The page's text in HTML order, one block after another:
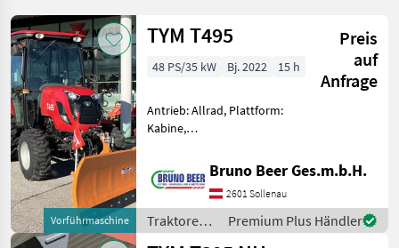
Kategorie 2 Land Filter
AKTUELLER
PFAD
Tym
T255
Hst
KATEGORIE
WÄHLEN
Zurücksetzen
Ergebnisse
anzeigen
Vorführmaschine
TYM T495
Preis
auf
Anfrage
48 PS/35 kW Bj. 2022 15 h
Antrieb: Allrad, Plattform:
Kabine,
Höchstgeschwindigkeit in
km/h: 30 km/h, Abgasstufe:
Tier 5, Oberlenker hinten:
mechanisch,
Kreuzsteuerhebel: m
Bruno Beer Ges.m.b.H.
2601 Sollenau
Traktoren /
TYM
Premium Plus Händler